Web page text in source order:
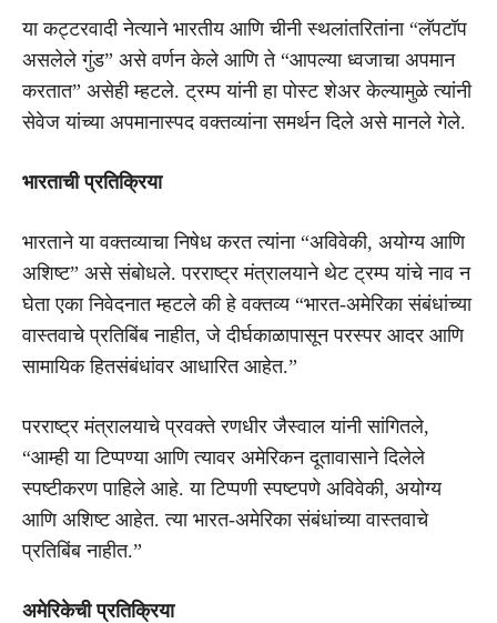
या कट्टरवादी नेत्याने भारतीय आणि चीनी स्थलांतरितांना “लॅपटॉप
असलेले गुंड” असे वर्णन केले आणि ते “आपल्या ध्वजाचा अपमान
करतात” असेही म्हटले. ट्रम्प यांनी हा पोस्ट शेअर केल्यामुळे त्यांनी
सेवेज यांच्या अपमानास्पद वक्तव्यांना समर्थन दिले असे मानले गेले.
भारताची प्रतिक्रिया
भारताने या वक्तव्याचा निषेध करत त्यांना “अविवेकी, अयोग्य आणि
अशिष्ट” असे संबोधले.परराष्ट्र मंत्रालयानेथेट ट्रम्प यांचे नाव न
घेता एका निवेदनात म्हटले की हे वक्तव्य “भारत-अमेरिका संबंधांच्या
वास्तवाचे प्रतिबिंब नाहीत, जे दीर्घकाळापासून परस्पर आदर आणि
सामायिक हितसंबंधांवर आधारित आहेत.”
परराष्ट्र मंत्रालयाचे प्रवक्तेरणधीर जैस्वाल यांनी सांगितले,
“आम्ही या टिप्पण्या आणि त्यावर अमेरिकन दूतावासाने दिलेले
स्पष्टीकरण पाहिले आहे. या टिप्पणी स्पष्टपणे अविवेकी, अयोग्य
आणि अशिष्ट आहेत. त्या भारत-अमेरिका संबंधांच्या वास्तवाचे
प्रतिबिंब नाहीत.”
अमेरिकेची प्रतिक्रिया